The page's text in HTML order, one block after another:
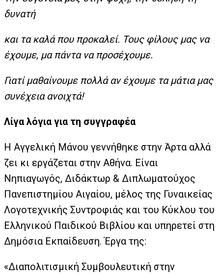
δυνατή
και τα καλά που προκαλεί. Τους φίλους μας να
έχουμε, μα πάντα να προσέχουμε.
Γιατί μαθαίνουμε πολλά αν έχουμε τα μάτια μας
συνέχεια ανοιχτά!
Λίγα λόγια για τη συγγραφέα
Η Αγγελική Μάνου γεννήθηκε στην Άρτα αλλά
ζει κι εργάζεται στην Αθήνα. Είναι
Νηπιαγωγός, Διδάκτωρ & Διπλωματούχος
Πανεπιστημίου Αιγαίου, μέλος της Γυναικείας
Λογοτεχνικής Συντροφιάς και του Κύκλου του
Ελληνικού Παιδικού Βιβλίου και υπηρετεί στη
Δημόσια Εκπαίδευση. Έργα της:
«Διαπολιτισμική Συμβουλευτική στην